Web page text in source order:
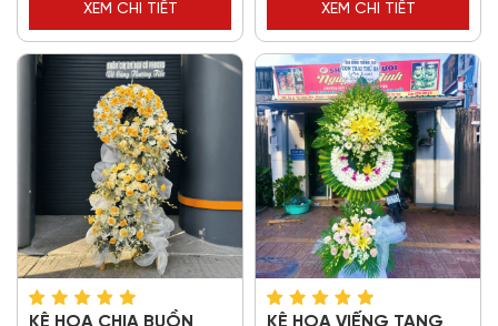
XEM CHI TIẾT XEM CHI TIẾT